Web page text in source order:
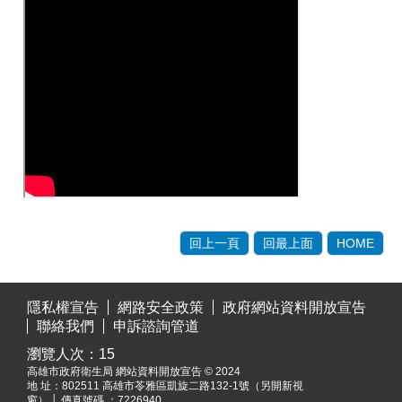
回上一頁 回最上面 HOME
隱私權宣告
網路安全政策
政府網站資料開放宣告
聯絡我們
申訴諮詢管道
瀏覽人次： 15
高雄市政府衛生局 網站資料開放宣告 © 2024
地 址： 802511 高雄市苓雅區凱旋二路132-1號（另開新視